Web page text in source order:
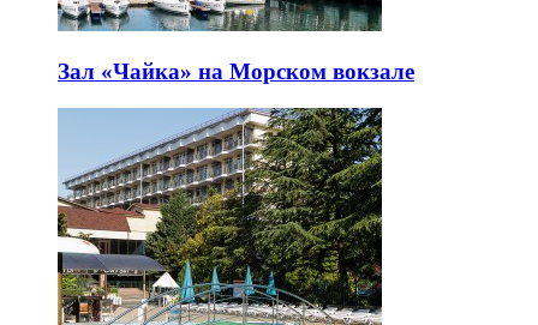
Зал «Чайка» на Морском вокзале